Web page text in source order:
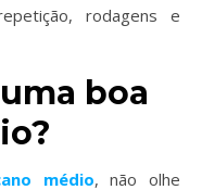
rodagens e
boa
médio, não olhe